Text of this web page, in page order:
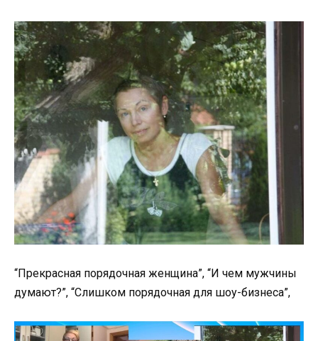
“Прекрасная порядочная женщина”, “И чем мужчины
думают?”, “Слишком порядочная для шоу-бизнеса”,